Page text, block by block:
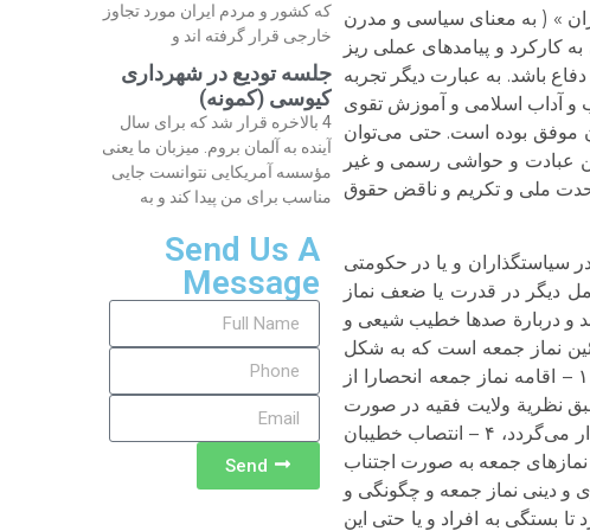
» ( به معنای سیاسی و مدرن
کارکرد و پیامدهای عملی ریز
باشد. به عبارت دیگر تجربه
و آداب اسلامی و آموزش تقوی
موفق بوده است. حتی می‌‌توان
عبادت و حواشی رسمی و غیر
وحدت ملی و تکریم و ناقض حقوق
و یا در حکومتی
دیگر در قدرت یا ضعف نماز
و دربارة صدها خطیب شیعی و
نماز جمعه است که به شکل
گریز ناپذیری به پیامدها و عوارض منفی و غیر قابل دفاعی حتی از نظر دینی منتهی شده است. زیرا زمانی که: ۱ – اقامه نماز جمعه انحصارا از
و امامت شمرده می‌‌شود، ۲ – در زمان غیبت این حق به فقیه شیعی منتقل می‌‌شود، ۳ – طبق نظریة ولایت فقیه در صورت
احراز قدرت سیاسی بوسیلة فقیه جامع الشرایط و تأسیس دولت دینی این حق به فقیه مبسوط الید و حاکم واگذار می‌‌گردد، ۴ – انتصاب خطیبان
تریبون نمازهای جمعه به صورت اجتناب
و دینی نماز جمعه و چگونگی و
بستگی به افراد و یا حتی این
که کشور و مردم ایران مورد تجاوز
خارجی قرار گرفته اند و
جلسه تودیع در شهرداری
کیوسی (کمونه)
4 بالاخره قرار شد که برای سال
آینده به آلمان بروم. میزبان ما یعنی
مؤسسه آمریکایی نتوانست جایی
مناسب برای من پیدا کند و به
Send Us A
Message
Send